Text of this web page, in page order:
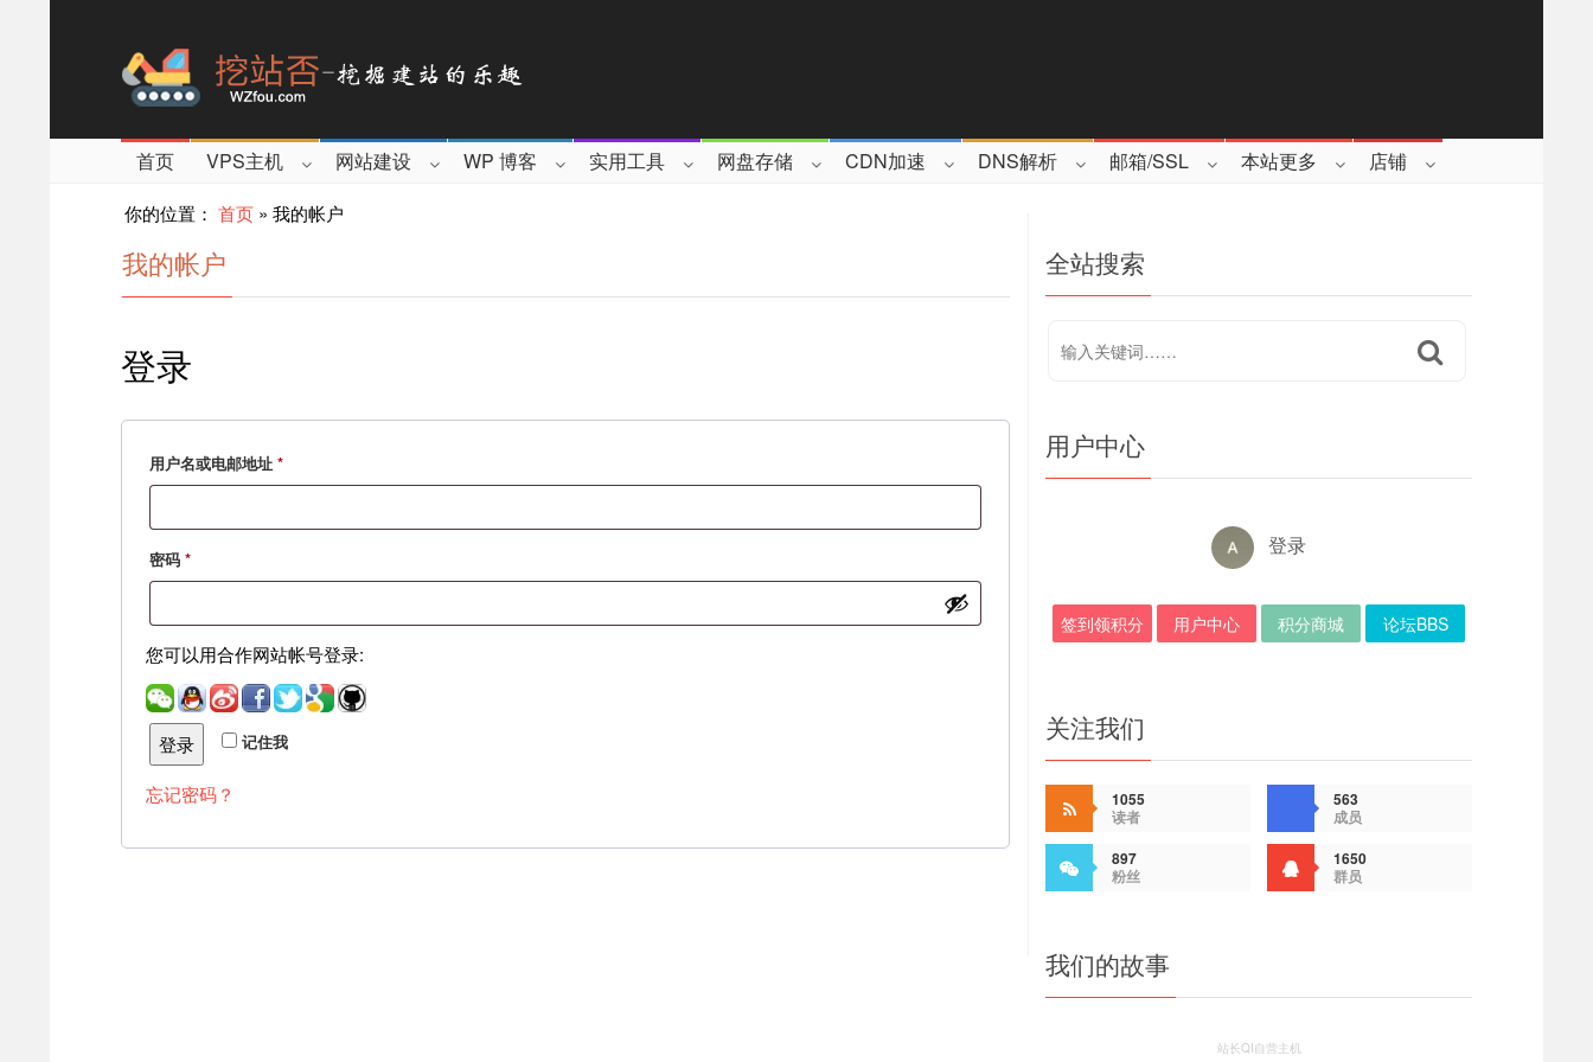
首页 VPS主机 网站建设 WP 博客 实用工具 网盘存储 CDN加速 DNS解析 邮箱/SSL 本站更多 店铺
你的位置： 首页 » 我的帐户
我的帐户
登录
用户名或电邮地址 *
密码 *
您可以用合作网站帐号登录:
记住我
登录
忘记密码？
全站搜索
用户中心
登录
签到领积分 用户中心 积分商城 论坛BBS
关注我们
1055
读者
563
成员
897
粉丝
1650
群员
我们的故事
站长QI自营主机